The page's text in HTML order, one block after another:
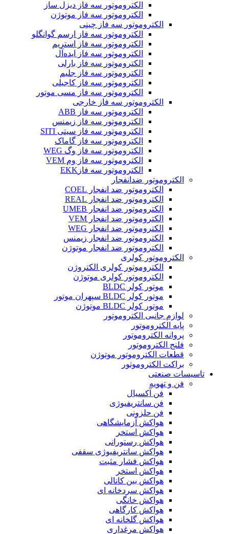
الکتروموتور سه فاز دیزل ساز
الکتروموتور سه فاز موتوژن
الکتروموتور سه فاز چینی
الکتروموتور سه فاز ارسم گوانگلو
الکتروموتور سه فاز استریم
الکتروموتور سه فاز ایده‌آل
الکتروموتور سه فاز بارلی
الکتروموتور سه فاز جلیم
الکتروموتور سه فاز کاجیلی
الکتروموتور سه فاز مسی موتور
الکتروموتور سه فاز خارجی
الکتروموتور سه فاز ABB
الکتروموتور سه فاز زیمنس
الکتروموتور سه فاز سیتی SITI
الکتروموتور سه فاز گاماک
الکتروموتور سه فاز وگ WEG
الکتروموتور سه فاز وم VEM
الکتروموتور سه فازEKK
الکتروموتور ضدانفجار
الکتروموتور ضد انفجار COEL
الکتروموتور ضد انفجار REAL
الکتروموتور ضد انفجار UMEB
الکتروموتور ضد انفجار VEM
الکتروموتور ضد انفجار WEG
الکتروموتور ضد انفجار زیمنس
الکتروموتور ضد انفجار موتوژن
الکتروموتور کولری
الکتروموتور کولری الکتروژن
الکتروموتور کولری موتوژن
موتور کولر BLDC
موتور کولر BLDC سپهران موتور
موتور کولر BLDC موتوژن
لوازم جانبی الکتروموتور
پایه الکتروموتور
پروانه الکتروموتور
فلنج الکتروموتور
قطعات الکتروموتور موتوژن
براکت الکتروموتور
تاسیسات صنعتی
فن و تهویه
فن آکسیال
فن سانتریفیوژی
فن حلزونی
هواکش آزمایشگاهی
هواکش استخر
هواکش رستورانی
هواکش سانتریفیوژی سقفی
هواکش فشار مثبت
هواکش استخر
هواکش بین کانالی
هواکش سردخانه ای
هواکش خانگی
هواکش کارگاهی
هواکش گلخانه ای
هواکش مرغداری